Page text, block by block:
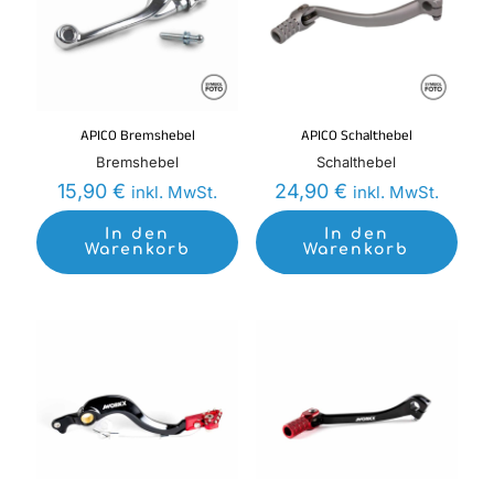
APICO Bremshebel
Bremshebel
15,90€ inkl. MwSt.
In den
Warenkorb
APICO Schalthebel
Schalthebel
24,90 € inkl. MwSt.
In den
Warenkorb